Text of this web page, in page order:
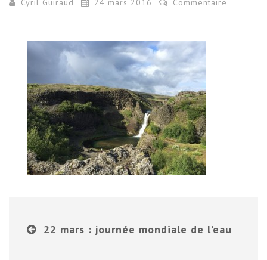
22 mars : journée mondiale de l’eau